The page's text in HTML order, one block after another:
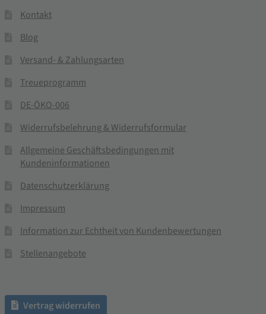
Kontakt
Blog
Versand- & Zahlungsarten
Treueprogramm
DE-ÖKO-006
Widerrufsbelehrung & Widerrufsformular
Allgemeine Geschäftsbedingungen mit
Kundeninformationen
Datenschutzerklärung
Impressum
Information zur Echtheit von Kundenbewertungen
Stellenangebote
Vertrag widerrufen